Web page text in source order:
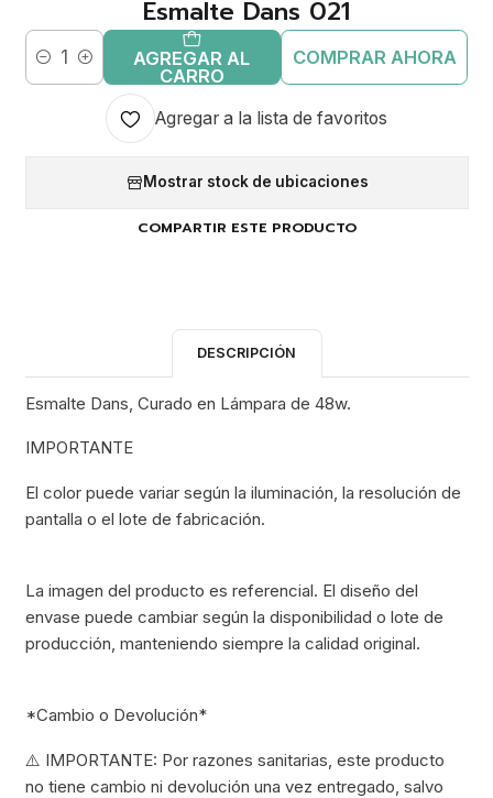
Esmalte Dans 021
Cantidad
AGREGAR AL
CARRO
COMPRAR AHORA
Agregar a la lista de favoritos
Mostrar stock de ubicaciones
COMPARTIR ESTE PRODUCTO
DESCRIPCIÓN
Esmalte Dans, Curado en Lámpara de 48w.
IMPORTANTE
El color puede variar según la iluminación, la resolución de
pantalla o el lote de fabricación.
La imagen del producto es referencial. El diseño del
envase puede cambiar según la disponibilidad o lote de
producción, manteniendo siempre la calidad original.
*Cambio o Devolución*
⚠️ IMPORTANTE: Por razones sanitarias, este producto
no tiene cambio ni devolución una vez entregado, salvo